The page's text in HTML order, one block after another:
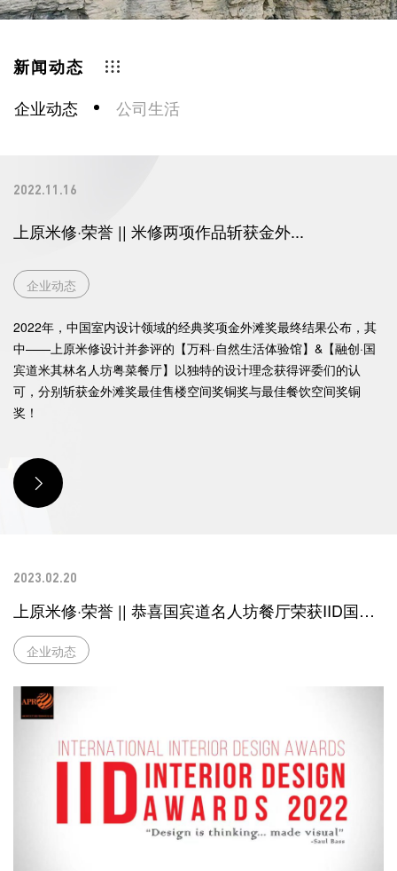
新闻动态
企业动态
公司生活
2022.11.16
上原米修·荣誉 || 米修两项作品斩获金外...
企业动态
2022年，中国室内设计领域的经典奖项金外滩奖最终结果公布，其
中——上原米修设计并参评的【万科·自然生活体验馆】&【融创·国
宾道米其林名人坊粤菜餐厅】以独特的设计理念获得评委们的认
可，分别斩获金外滩奖最佳售楼空间奖铜奖与最佳餐饮空间奖铜
奖！
2023.02.20
上原米修·荣誉 || 恭喜国宾道名人坊餐厅荣获IID国际
室内设计奖 银奖...
企业动态